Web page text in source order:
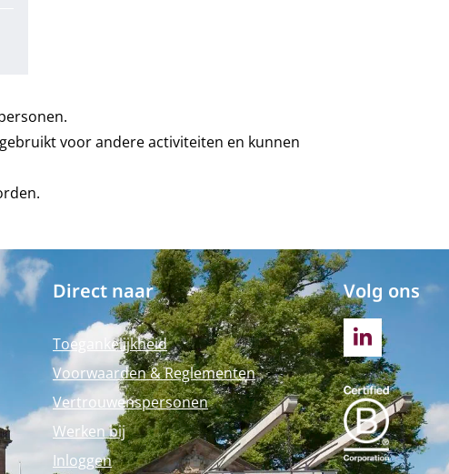
voor andere activiteiten en kunnen
Direct naar
Toegankelijkheid
Voorwaarden & Reglementen
Vertrouwenspersonen
Werken bij
Inloggen
Volg ons
LINKEDIN